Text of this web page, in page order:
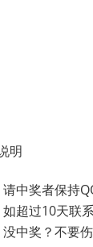
明
请中奖者保持
如超过10天联
没中奖？不要